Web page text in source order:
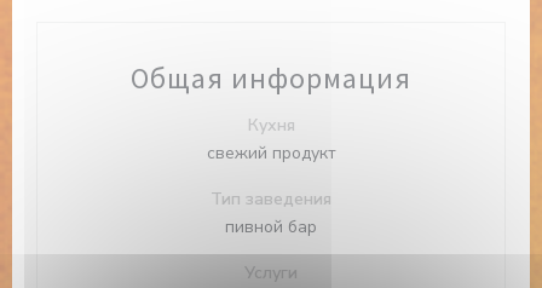
Общая информация
Кухня
свежий продукт
Тип заведения
пивной бар
Услуги